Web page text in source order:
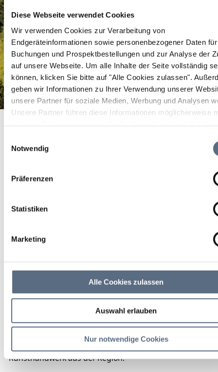
Diese Webseite verwendet Cookies
Wir verwenden Cookies zur Verarbeitung von
Endgeräteinformationen sowie personenbezogener Daten
Buchungen und Prospektbestellungen und zur Analyse der
auf unsere Webseite. Um alle Inhalte der Seite vollständig
können, klicken Sie bitte auf "Alle Cookies zulassen".
geben wir Informationen zu Ihrer Verwendung unserer
unsere Partner für soziale Medien, Werbung und Analysen
Unsere Partner führen diese Informationen möglicherweise
Notwendig
Präferenzen
Statistiken
Marketing
Alle Cookies zulassen
Auswahl erlauben
Nur notwendige Cookies
Dorfladen Lenggries
Dorfladen Lenggries
Im Dorfladen Lenggries findet ihr liebevoll gefertigtes
Kunsthandwerk aus der Region.